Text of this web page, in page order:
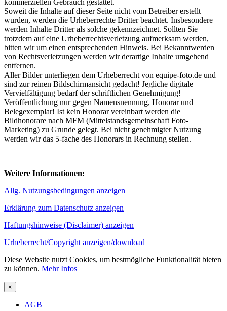
Soweit die Inhalte auf dieser Seite nicht vom Betreiber erstellt
wurden, werden die Urheberrechte Dritter beachtet. Insbesondere
werden Inhalte Dritter als solche gekennzeichnet. Sollten Sie
trotzdem auf eine Urheberrechtsverletzung aufmerksam werden,
bitten wir um einen entsprechenden Hinweis. Bei Bekanntwerden
von Rechtsverletzungen werden wir derartige Inhalte umgehend
entfernen.
Aller Bilder unterliegen dem Urheberrecht von equipe-foto.de und
sind zur reinen Bildschirmansicht gedacht! Jegliche digitale
Vervielfältigung bedarf der schriftlichen Genehmigung!
Veröffentlichung nur gegen Namensnennung, Honorar und
Belegexemplar! Ist kein Honorar vereinbart werden die
Bildhonorare nach MFM (Mittelstandsgemeinschaft Foto-
Marketing) zu Grunde gelegt. Bei nicht genehmigter Nutzung
werden wir das 5-fache des Honorars in Rechnung stellen.
Weitere Informationen:
Allg. Nutzungsbedingungen anzeigen
Erklärung zum Datenschutz anzeigen
Haftungshinweise (Disclaimer) anzeigen
Urheberrecht/Copyright anzeigen/download
Diese Website nutzt Cookies, um bestmögliche Funktionalität bieten
zu können. Mehr Infos
×
AGB